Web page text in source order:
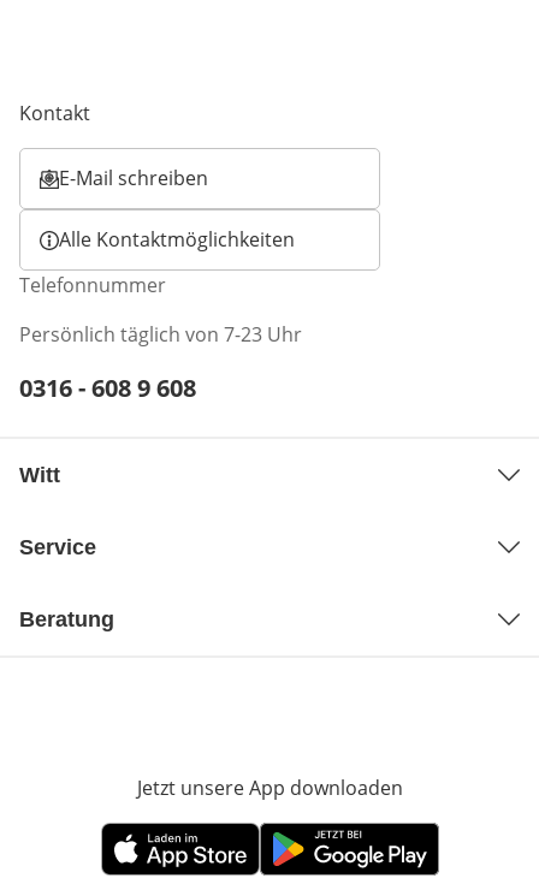
Kontakt
E-Mail schreiben
Öffnet E-Mail-Client
Alle Kontaktmöglichkeiten
Telefonnummer
Persönlich täglich von 7-23 Uhr
Telefonnummer:
0316 - 608 9 608
Witt
Service
Beratung
Jetzt unsere App downloaden